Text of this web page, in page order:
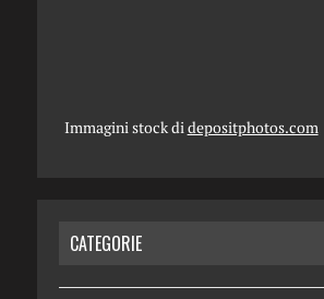
Immagini stock didepositphotos.com
CATEGORIE